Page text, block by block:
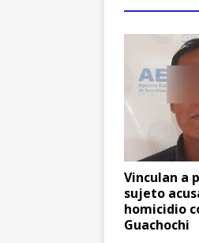
Vinculan a
sujeto
homicidio
Guachochi